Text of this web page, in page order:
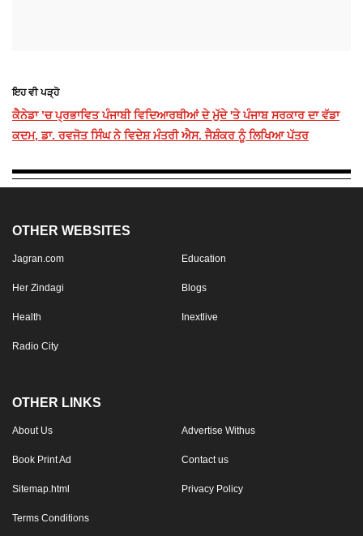
ਇਹ ਵੀ ਪੜ੍ਹੋ
ਕੈਨੇਡਾ ’ਚ ਪ੍ਰਭਾਵਿਤ ਪੰਜਾਬੀ ਵਿਦਿਆਰਥੀਆਂ ਦੇ ਮੁੱਦੇ 'ਤੇ ਪੰਜਾਬ ਸਰਕਾਰ ਦਾ ਵੱਡਾ
ਕਦਮ, ਡਾ. ਰਵਜੋਤ ਸਿੰਘ ਨੇ ਵਿਦੇਸ਼ ਮੰਤਰੀ ਐਸ. ਜੈਸ਼ੰਕਰ ਨੂੰ ਲਿਖਿਆ ਪੱਤਰ
OTHER WEBSITES
Jagran.com Education
Her Zindagi Blogs
Health Inextlive
Radio City
OTHER LINKS
About Us Advertise Withus
Book Print Ad Contact us
Sitemap.html Privacy Policy
Terms Conditions